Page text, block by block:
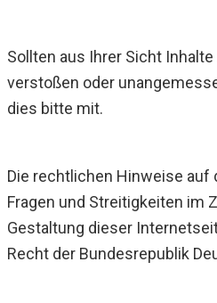
Sollten aus Ihrer Sicht
verstoßen oder
dies bitte mit.
Die rechtlichen Hinweise auf
Fragen und Streitigkeiten im
Gestaltung dieser
Recht der Bundesrepublik